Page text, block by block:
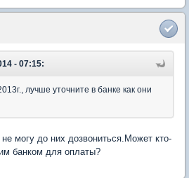
- 07:15:
лучше уточните в банке как они
могу до них дозвониться.Может кто-
банком для оплаты?